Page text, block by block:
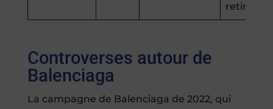
retirée
Controverses autour de
Balenciaga
La campagne de Balenciaga de 2022, qui